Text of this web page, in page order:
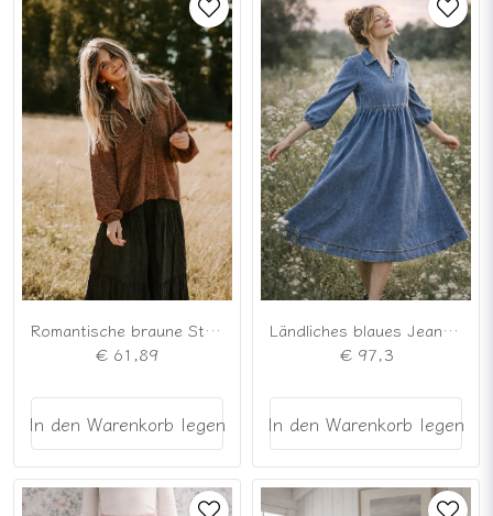
Romantische braune Strickjacke aus Wollmischung
€ 61,89
In den Warenkorb legen
Ländliches blaues Jeanskleid mit Taschen
€ 97,3
In den Warenkorb legen